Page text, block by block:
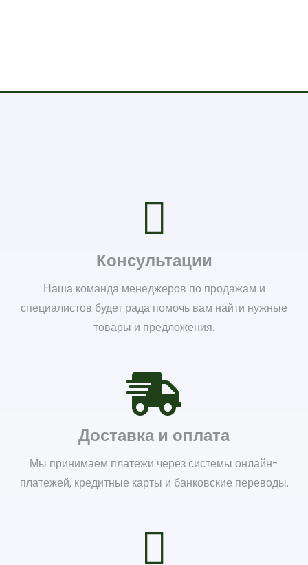
Консультации
Наша команда менеджеров по продажам и
специалистов будет рада помочь вам найти нужные
товары и предложения.
Доставка и оплата
Мы принимаем платежи через системы онлайн-
платежей, кредитные карты и банковские переводы.